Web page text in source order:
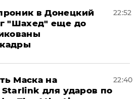
в Донецкий
"Шахед" еще до
22:52
Маска на
Starlink для ударов по
22:40